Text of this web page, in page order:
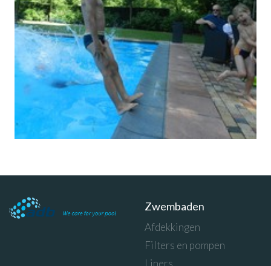
Zwembaden
Afdekkingen
Filters en pompen
Liners